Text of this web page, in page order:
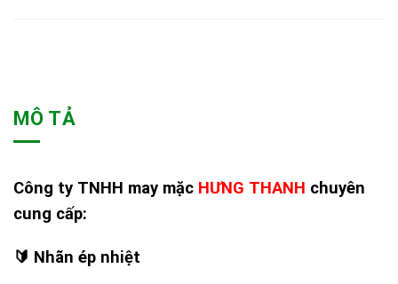
MÔ TẢ
Công ty TNHH may mặc HƯNG THANH chuyên
cung cấp:
🔰 Nhãn ép nhiệt